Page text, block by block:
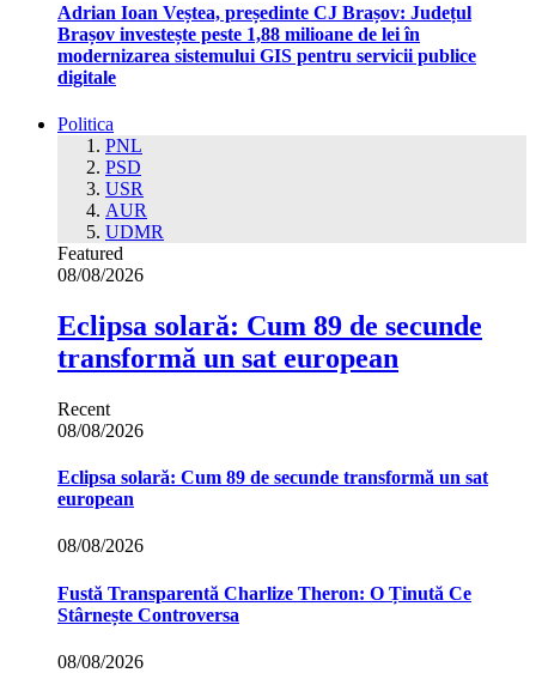
Adrian Ioan Veștea, președinte CJ Brașov: Județul
Brașov investește peste 1,88 milioane de lei în
modernizarea sistemului GIS pentru servicii publice
digitale
Politica
PNL
PSD
USR
AUR
UDMR
Featured
08/08/2026
Eclipsa solară: Cum 89 de secunde
transformă un sat european
Recent
08/08/2026
Eclipsa solară: Cum 89 de secunde transformă un sat
european
08/08/2026
Fustă Transparentă Charlize Theron: O Ținută Ce
Stârnește Controversa
08/08/2026